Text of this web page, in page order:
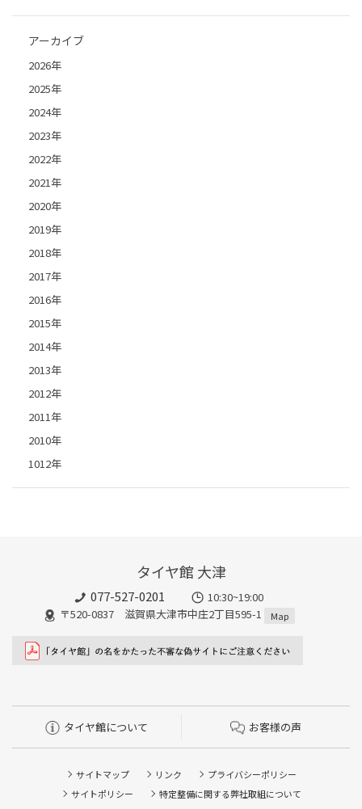
アーカイブ
2026年
2025年
2024年
2023年
2022年
2021年
2020年
2019年
2018年
2017年
2016年
2015年
2014年
2013年
2012年
2011年
2010年
1012年
タイヤ館 大津
077-527-0201
10:30~19:00
〒520-0837 滋賀県大津市中庄2丁目595-1
Map
タイヤ館について お客様の声
サイトマップ リンク
プライバシーポリシー
サイトポリシー
特定整備に関する弊社取組について